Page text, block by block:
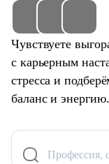
Чувствуете
с карьерным
стресса и
баланс и энергию.
Профессия,